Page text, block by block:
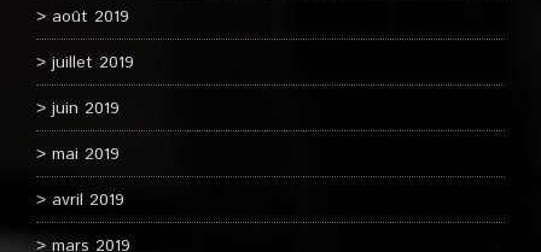
août 2019
juillet 2019
juin 2019
mai 2019
avril 2019
mars 2019